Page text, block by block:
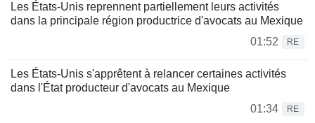
Les États-Unis reprennent partiellement leurs activités
dans la principale région productrice d'avocats au Mexique
01:52
RE
Les États-Unis s'apprêtent à relancer certaines activités
dans l'État producteur d'avocats au Mexique
01:34
RE